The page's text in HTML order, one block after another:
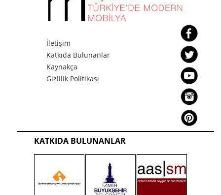
İletişim
Katkıda Bulunanlar
Kaynakça
Gizlilik Politikası
KATKIDA BULUNANLAR